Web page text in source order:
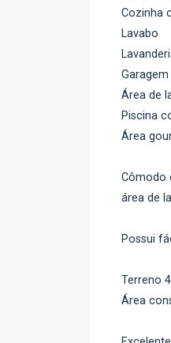
Cozinha
Lavabo
Área de
Piscina
Área
Cômodo
área de
Possui
Terreno
Área